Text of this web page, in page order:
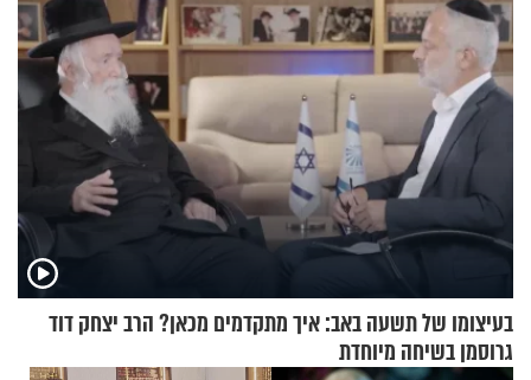
בעיצומו של תשעה באב: איך מתקדמים מכאן? הרב יצחק דוד
גרוסמן בשיחה מיוחדת